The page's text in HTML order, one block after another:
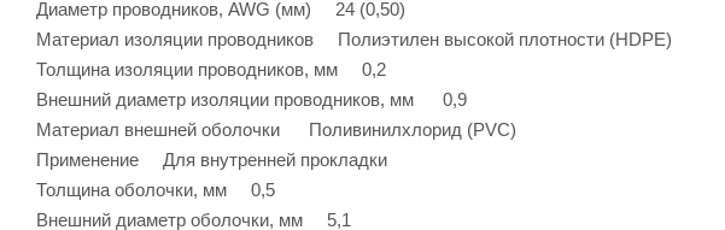
Диаметр проводников, AWG (мм) 24 (0,50)
Материал изоляции проводников Полиэтилен высокой плотности (HDPE)
Толщина изоляции проводников, мм 0,2
Внешний диаметр изоляции проводников, мм 0,9
Материал внешней оболочки Поливинилхлорид (PVC)
Применение Для внутренней прокладки
Толщина оболочки, мм 0,5
Внешний диаметр оболочки, мм 5,1